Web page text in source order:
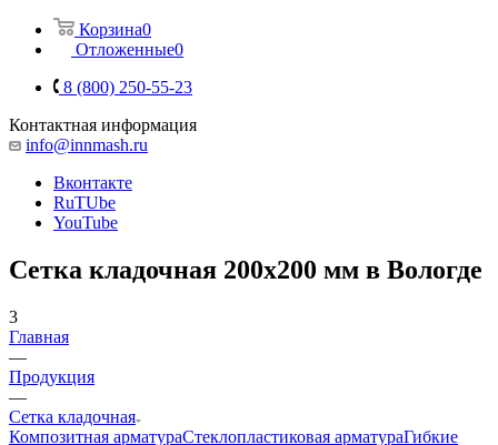
Корзина0
Отложенные0
8 (800) 250-55-23
Контактная информация
info@innmash.ru
Вконтакте
RuTUbe
YouTube
Сетка кладочная 200x200 мм в Вологде
3
Главная
—
Продукция
—
Сетка кладочная
Композитная арматураCтеклопластиковая арматураГибкие